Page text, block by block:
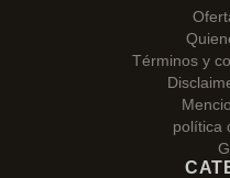
Términos y
política